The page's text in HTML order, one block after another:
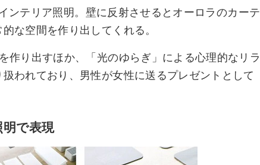
ンテリア照明。壁に反射させるとオーロラのカーテ
な空間を作り出してくれる。
作り出すほか、「光のゆらぎ」による心理的なリラ
われており、男性が女性に送るプレゼントとして
で表現